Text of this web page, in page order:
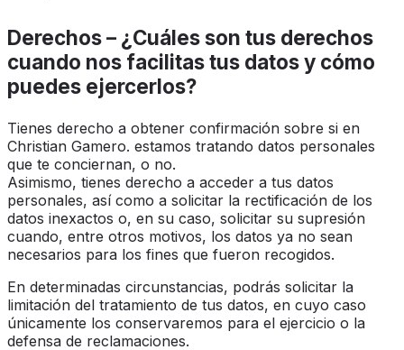
Derechos – ¿Cuáles son tus derechos
cuando nos facilitas tus datos y cómo
puedes ejercerlos?
Tienes derecho a obtener confirmación sobre si en
Christian Gamero. estamos tratando datos personales
que te conciernan, o no.
Asimismo, tienes derecho a acceder a tus datos
personales, así como a solicitar la rectificación de los
datos inexactos o, en su caso, solicitar su supresión
cuando, entre otros motivos, los datos ya no sean
necesarios para los fines que fueron recogidos.
En determinadas circunstancias, podrás solicitar la
limitación del tratamiento de tus datos, en cuyo caso
únicamente los conservaremos para el ejercicio o la
defensa de reclamaciones.